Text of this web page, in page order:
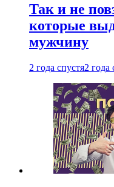
Так и не
которые
мужчину
2 года спустя2 года